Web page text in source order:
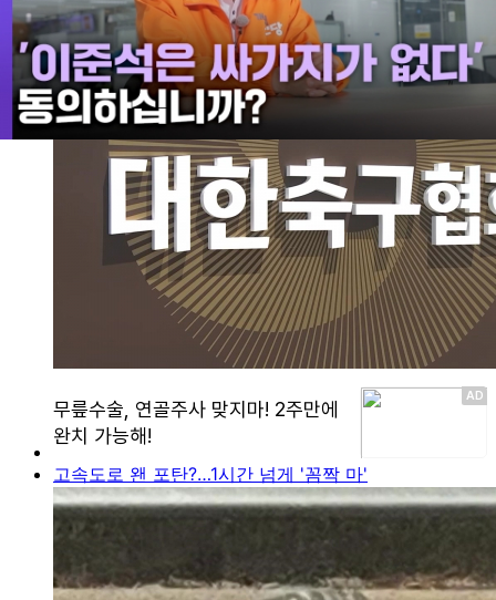
"축구협회, 지난 2011년 외국인 심판에 성 접대"
고속도로 왠 포탄?…1시간 넘게 '꼼짝 마'